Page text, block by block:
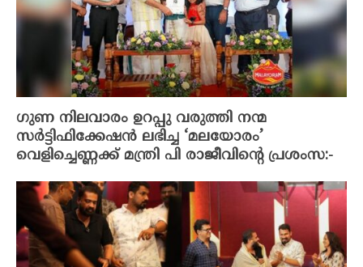
ഗുണ നിലവാരം ഉറപ്പു വരുത്തി നന്മ
സർട്ടിഫിക്കേഷൻ ലഭിച്ച ‘മലയോരം’
വെളിച്ചെണ്ണക്ക് മന്ത്രി പി രാജീവിന്റെ പ്രശംസ:-